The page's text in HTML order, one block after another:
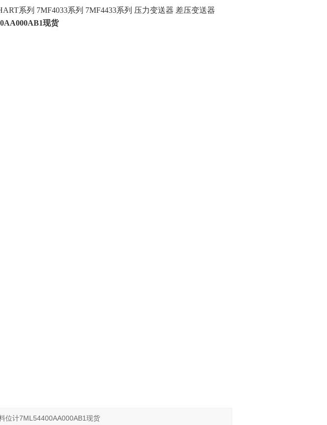
系列 7MF4033系列 7MF4433系列 压力变送器 差压变送器
现货